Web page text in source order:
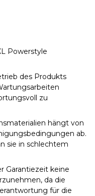
Powerstyle
des Produkts
zu
hängt von
ab.
sie in schlechtem
Garantiezeit keine
da die
für die